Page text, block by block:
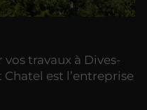
travaux à Dives-
est l’entreprise